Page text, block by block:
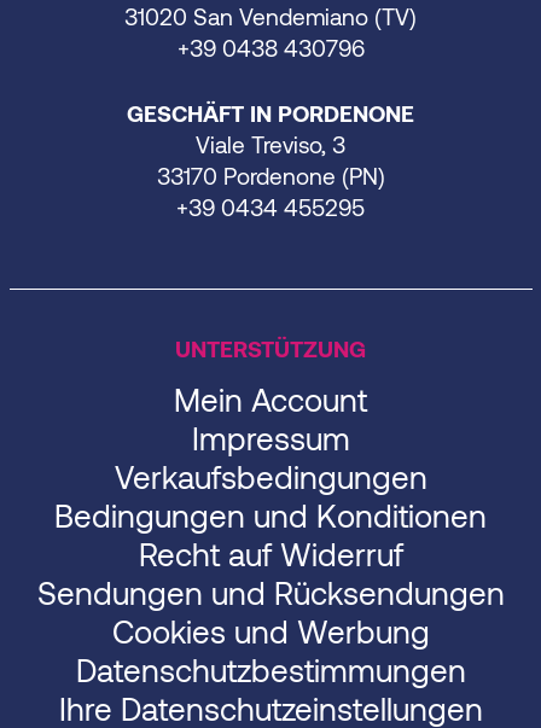
31020 San Vendemiano (TV)
+39 0438 430796
GESCHÄFT IN PORDENONE
Viale Treviso, 3
33170 Pordenone (PN)
+39 0434 455295
UNTERSTÜTZUNG
Mein Account
Impressum
Verkaufsbedingungen
Bedingungen und Konditionen
Recht auf Widerruf
Sendungen und Rücksendungen
Cookies und Werbung
Datenschutzbestimmungen
Ihre Datenschutzeinstellungen